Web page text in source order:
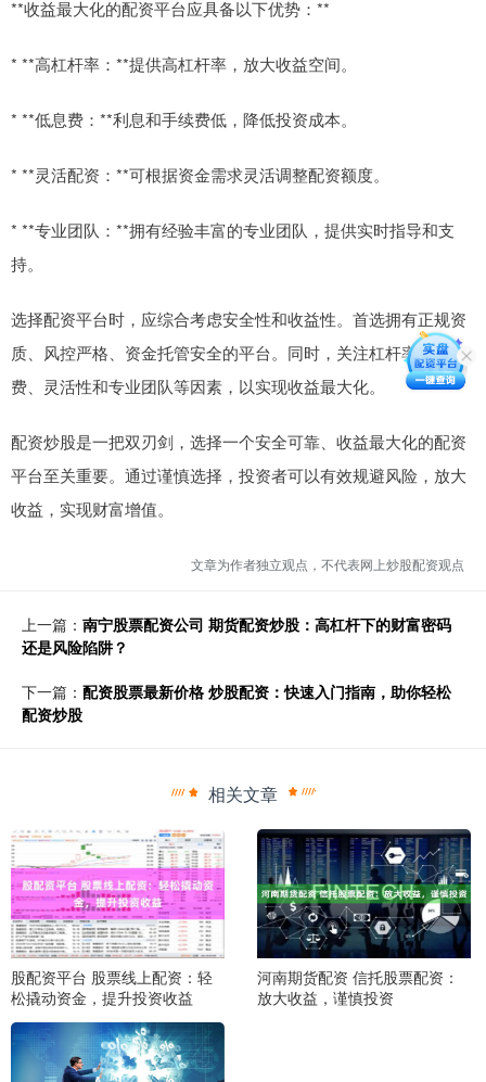
**收益最大化的配资平台应具备以下优势：**
* **高杠杆率：**提供高杠杆率，放大收益空间。
* **低息费：**利息和手续费低，降低投资成本。
* **灵活配资：**可根据资金需求灵活调整配资额度。
* **专业团队：**拥有经验丰富的专业团队，提供实时指导和支
持。
选择配资平台时，应综合考虑安全性和收益性。首选拥有正规资
质、风控严格、资金托管安全的平台。同时，关注杠杆率、息
费、灵活性和专业团队等因素，以实现收益最大化。
配资炒股是一把双刃剑，选择一个安全可靠、收益最大化的配资
平台至关重要。通过谨慎选择，投资者可以有效规避风险，放大
收益，实现财富增值。
文章为作者独立观点，不代表网上炒股配资观点
上一篇： 南宁股票配资公司 期货配资炒股：高杠杆下的财富密码
还是风险陷阱？
下一篇： 配资股票最新价格 炒股配资：快速入门指南，助你轻松
配资炒股
相关文章
股配资平台 股票线上配资：轻
松撬动资金，提升投资收益
河南期货配资 信托股票配资：
放大收益，谨慎投资